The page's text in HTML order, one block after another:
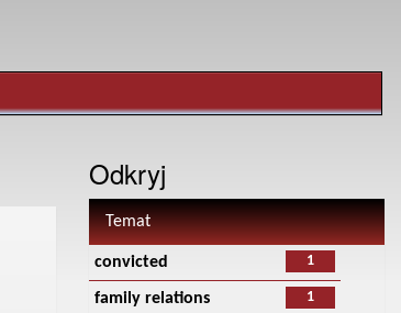
Odkryj
Temat
1
convicted
1
family relations